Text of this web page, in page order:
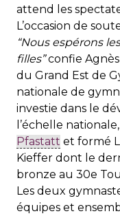
attend les
L’occasion de
“Nous espérons
filles”confie
du Grand Est de
nationale de
investie dans le
l’échelle
Pfastatt et formé
Kieffer dont le
bronze au 30e
Les deux
équipes et